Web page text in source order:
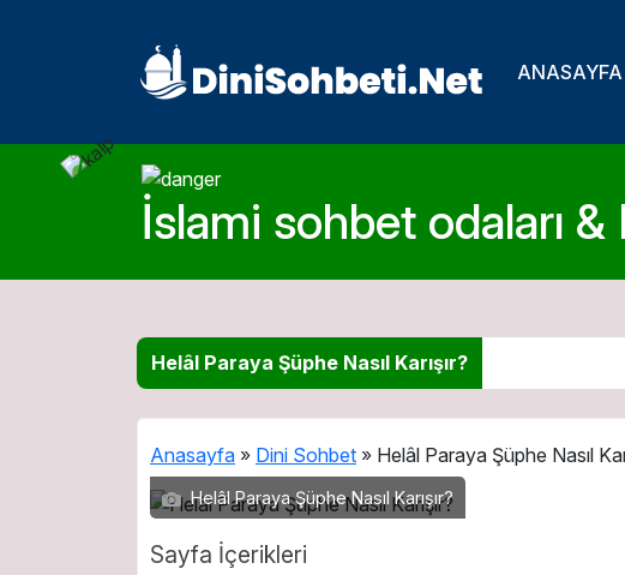
ANASAYFA
İslami sohbet odaları
Helâl Paraya Şüphe Nasıl Karışır?
Anasayfa » Dini Sohbet » Helâl Paraya Şüphe Nasıl
Helâl Paraya Şüphe Nasıl Karışır?
Sayfa İçerikleri